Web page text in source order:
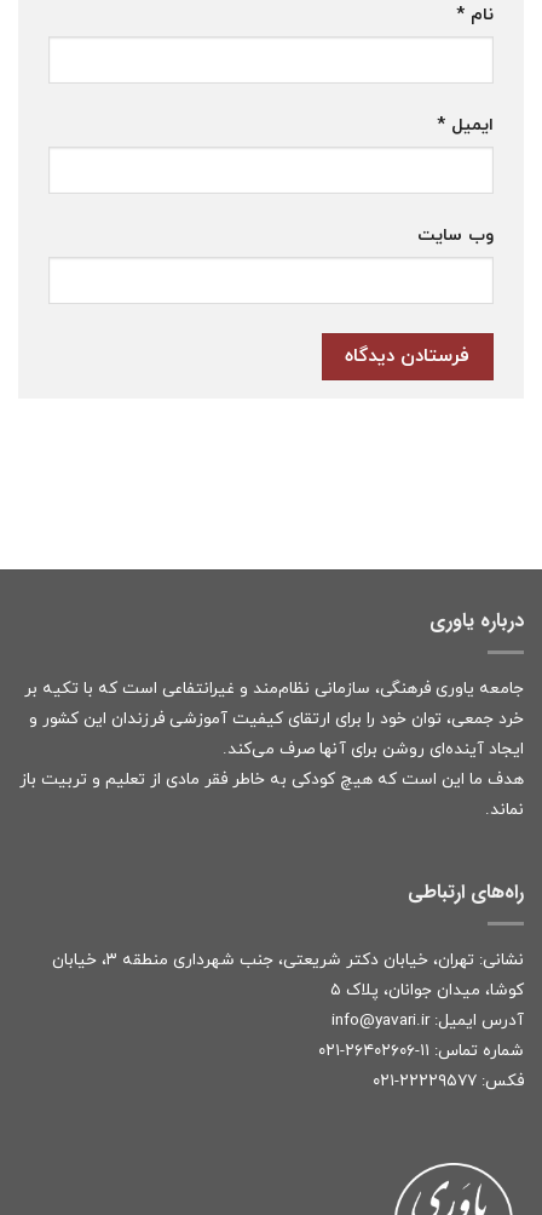
نام *
ایمیل *
وب‌ سایت
درباره یاوری
جامعه یاوری فرهنگی، سازمانی نظام‌مند و غیرانتفاعی است که با تکیه بر
خرد جمعی، توان خود را برای ارتقای کیفیت آموزشی فرزندان این کشور و
ایجاد آینده‌ای روشن برای آنها صرف می‌کند.
هدف ما این است که هیچ کودکی به خاطر فقر مادی از تعلیم و تربیت باز
نماند.
راه‌های ارتباطی
نشانی: تهران، خیابان دکتر شریعتی، جنب شهرداری منطقه ۳، خیابان
کوشا، میدان جوانان، پلاک ۵
آدرس ایمیل: info@yavari.ir
شماره تماس: ۱۱-۲۶۴۰۲۶۰۶-۰۲۱
فکس: ۲۲۲۲۹۵۷۷-۰۲۱